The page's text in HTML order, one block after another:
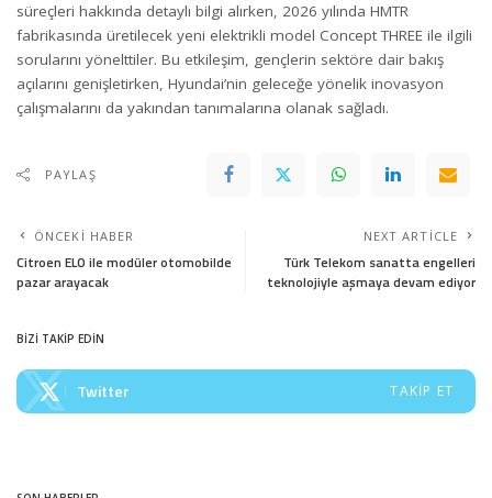
süreçleri hakkında detaylı bilgi alırken, 2026 yılında HMTR
fabrikasında üretilecek yeni elektrikli model Concept THREE ile ilgili
sorularını yönelttiler. Bu etkileşim, gençlerin sektöre dair bakış
açılarını genişletirken, Hyundai’nin geleceğe yönelik inovasyon
çalışmalarını da yakından tanımalarına olanak sağladı.
PAYLAŞ
ÖNCEKI HABER
Citroen ELO ile modüler otomobilde
pazar arayacak
NEXT ARTICLE
Türk Telekom sanatta engelleri
teknolojiyle aşmaya devam ediyor
BİZİ TAKİP EDİN
Twitter TAKIP ET